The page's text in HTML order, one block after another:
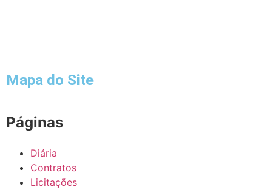
Mapa do Site
Páginas
Diária
Contratos
Licitações